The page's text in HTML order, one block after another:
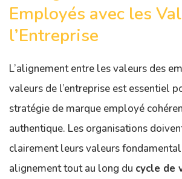
Employés avec les
l’Entreprise
L’alignement entre les valeurs des
valeurs de l’entreprise est essentiel
stratégie de marque employé
authentique. Les organisations
clairement leurs valeurs
alignement tout au long du cycle de